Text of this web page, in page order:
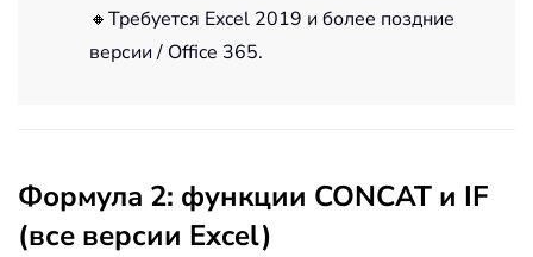
🔸Требуется Excel 2019 и более поздние
версии / Office 365.
Формула 2: функции CONCAT и IF
(все версии Excel)